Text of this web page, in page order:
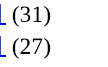
(31)
(27)